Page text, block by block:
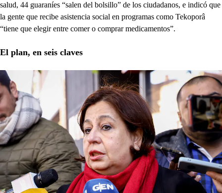
salud, 44 guaraníes “salen del bolsillo” de los ciudadanos, e indicó que
la gente que recibe asistencia social en programas como Tekoporâ
“tiene que elegir entre comer o comprar medicamentos”.
El plan, en seis claves